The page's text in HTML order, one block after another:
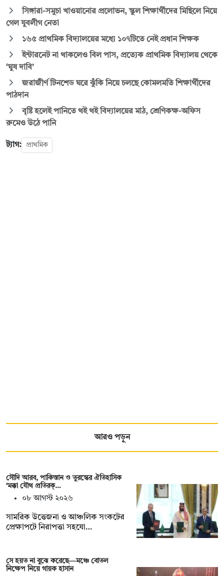
সিঙ্গারা-সমুচা খাওয়ানোর প্রলোভন, স্কুল শিক্ষার্থীদের মিছিলে নিয়ে
গেল যুবলীগ নেতা
১৬৫ প্রাথমিক বিদ্যালয়ের মধ্যে ১০৭টিতে নেই প্রধান শিক্ষক
ইন্টারনেট না থাকলেও বিল পাস, প্রত্যেক প্রাথমিক বিদ্যালয় থেকে
‘ঘুষ দাবি’
জরাজীর্ণ টিনশেড ঘরে ঝুঁকি নিয়ে চলছে কোমলমতি শিক্ষার্থীদের
পাঠদান
বৃষ্টি হলেই পানিতে থই থই বিদ্যালয়ের মাঠ, শ্রেণিকক্ষ-অফিস
রুমেও উঠে পানি
ট্যাগ: প্রাথমিক
আরও পড়ুন
সৌদি আরব, পাকিস্তান ও তুরস্কের ঐতিহাসিক
‘মক্কা যৌথ প্রতিরক্…
০৮ আগস্ট ২০২৬
সামরিক উত্তেজনা ও আঞ্চলিক সংকটের
প্রেক্ষাপটে নিরাপত্তা সহযো…
সে হয়ত না ‍বুঝে করেছে—মঞ্চে বোতল
নিক্ষেপ নিয়ে গায়ক হাসান